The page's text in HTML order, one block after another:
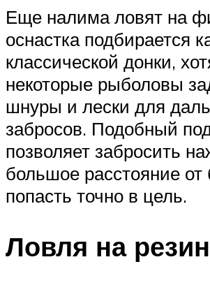
Еще налима ловят на
оснастка подбирается
классической донки,
некоторые рыболовы
шнуры и лески для
забросов. Подобный
позволяет забросить
большое расстояние от
попасть точно в цель.
Ловля на